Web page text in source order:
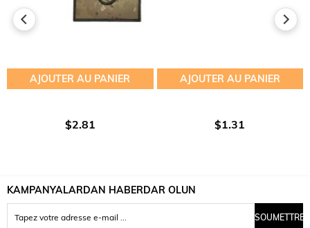
AJOUTER AU PANIER
$2.81
AJOUTER AU PANIER
$1.31
KAMPANYALARDAN HABERDAR OLUN
SOUMETTRE